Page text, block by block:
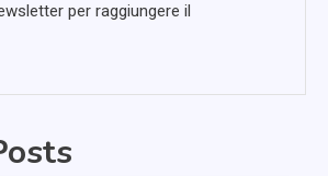
per raggiungere il